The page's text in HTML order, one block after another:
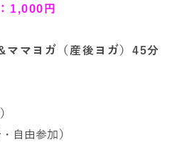
1,000円
ママヨガ（産後ヨガ）45分
自由参加）